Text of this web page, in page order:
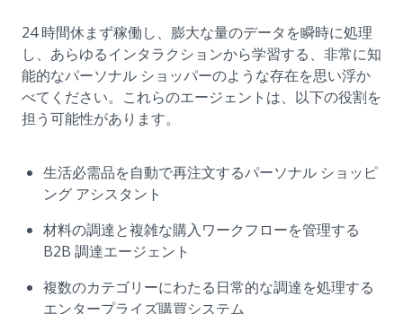
24 時間休まず稼働し、膨大な量のデータを瞬時に処理
し、あらゆるインタラクションから学習する、非常に知
能的なパーソナル ショッパーのような存在を思い浮か
べてください。これらのエージェントは、以下の役割を
担う可能性があります。
生活必需品を自動で再注文するパーソナル ショッピ
ング アシスタント
材料の調達と複雑な購入ワークフローを管理する
B2B 調達エージェント
複数のカテゴリーにわたる日常的な調達を処理する
エンタープライズ購買システム